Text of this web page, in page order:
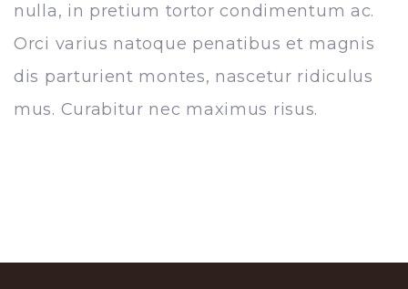
nulla, in pretium tortor condimentum ac.
Orci varius natoque penatibus et magnis
dis parturient montes, nascetur ridiculus
mus. Curabitur nec maximus risus.